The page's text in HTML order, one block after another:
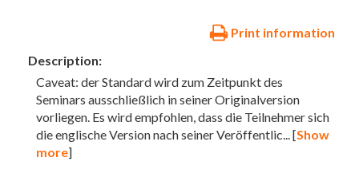
Print information
Description:
Caveat: der Standard wird zum Zeitpunkt des
Seminars ausschließlich in seiner Originalversion
vorliegen. Es wird empfohlen, dass die Teilnehmer sich
die englische Version nach seiner Veröffentlic... [Show
more]